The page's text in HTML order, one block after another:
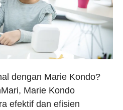
dengan Marie Kondo?
Marie Kondo
efektif dan efisien